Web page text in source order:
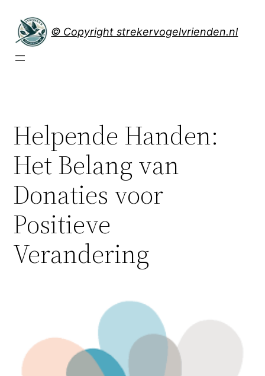
naar
inhoud
© Copyright strekervogelvrienden.nl
Helpende Handen:
Het Belang van
Donaties voor
Positieve
Verandering